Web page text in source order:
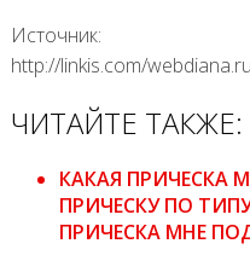
Источник:
http://linkis.com/
ЧИТАЙТЕ ТАКЖЕ:
КАКАЯ ПРИЧЕСКА
ПРИЧЕСКУ ПО
ПРИЧЕСКА МНЕ